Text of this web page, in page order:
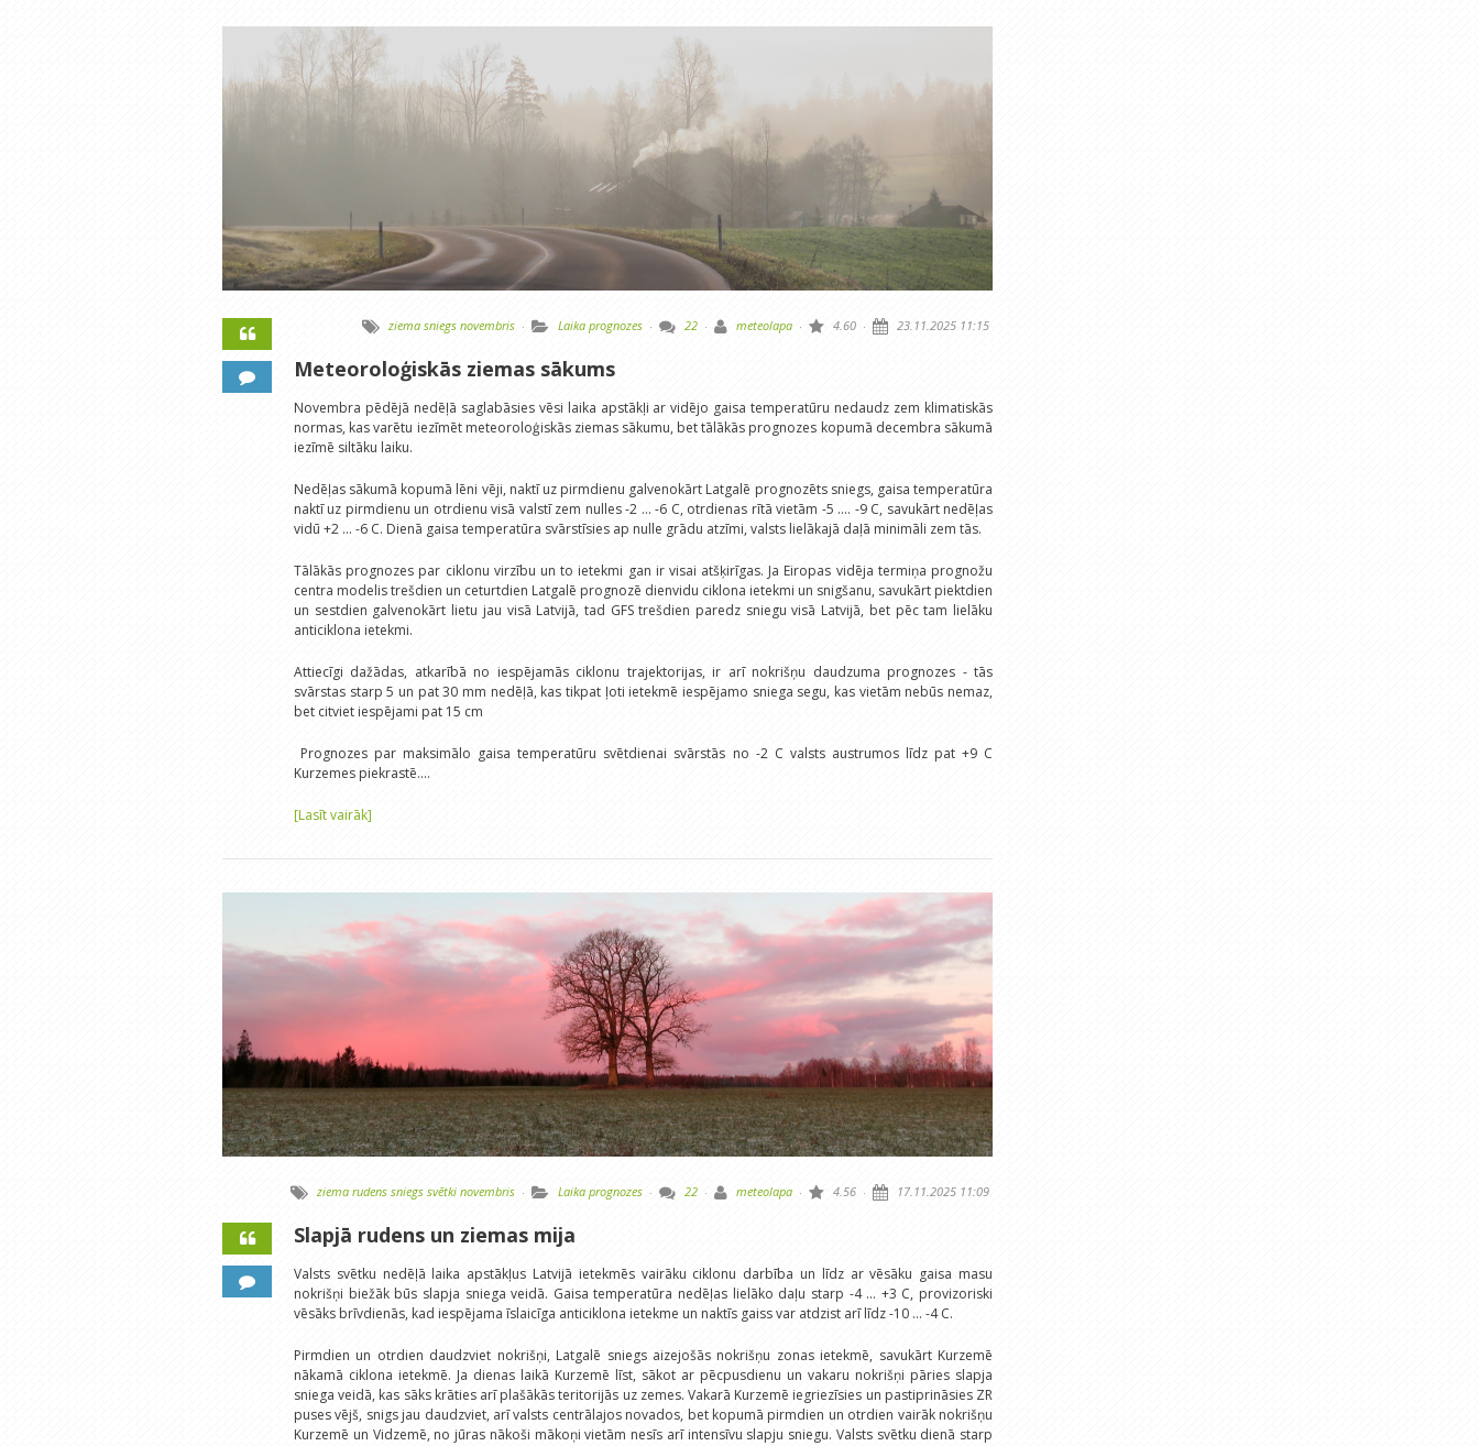
ziema sniegs novembris · Laika prognozes · 22 · meteolapa · 4.60 · 23.11.2025 11:15
Meteoroloģiskās ziemas sākums
Novembra pēdējā nedēļā saglabāsies vēsi laika apstākļi ar vidējo gaisa temperatūru nedaudz zem klimatiskās
normas, kas varētu iezīmēt meteoroloģiskās ziemas sākumu, bet tālākās prognozes kopumā decembra sākumā
iezīmē siltāku laiku.
Nedēļas sākumā kopumā lēni vēji, naktī uz pirmdienu galvenokārt Latgalē prognozēts sniegs, gaisa temperatūra
naktī uz pirmdienu un otrdienu visā valstī zem nulles -2 ... -6 C, otrdienas rītā vietām -5 .... -9 C, savukārt nedēļas
vidū +2 ... -6 C. Dienā gaisa temperatūra svārstīsies ap nulle grādu atzīmi, valsts lielākajā daļā minimāli zem tās.
Tālākās prognozes par ciklonu virzību un to ietekmi gan ir visai atšķirīgas. Ja Eiropas vidēja termiņa prognožu
centra modelis trešdien un ceturtdien Latgalē prognozē dienvidu ciklona ietekmi un snigšanu, savukārt piektdien
un sestdien galvenokārt lietu jau visā Latvijā, tad GFS trešdien paredz sniegu visā Latvijā, bet pēc tam lielāku
anticiklona ietekmi.
Attiecīgi dažādas, atkarībā no iespējamās ciklonu trajektorijas, ir arī nokrišņu daudzuma prognozes - tās
svārstas starp 5 un pat 30 mm nedēļā, kas tikpat ļoti ietekmē iespējamo sniega segu, kas vietām nebūs nemaz,
bet citviet iespējami pat 15 cm
Prognozes par maksimālo gaisa temperatūru svētdienai svārstās no -2 C valsts austrumos līdz pat +9 C
Kurzemes piekrastē.…
[Lasīt vairāk]
ziema rudens sniegs svētki novembris · Laika prognozes · 22 · meteolapa · 4.56 · 17.11.2025 11:09
Slapjā rudens un ziemas mija
Valsts svētku nedēļā laika apstākļus Latvijā ietekmēs vairāku ciklonu darbība un līdz ar vēsāku gaisa masu
nokrišņi biežāk būs slapja sniega veidā. Gaisa temperatūra nedēļas lielāko daļu starp -4 ... +3 C, provizoriski
vēsāks brīvdienās, kad iespējama īslaicīga anticiklona ietekme un naktīs gaiss var atdzist arī līdz -10 ... -4 C.
Pirmdien un otrdien daudzviet nokrišņi, Latgalē sniegs aizejošās nokrišņu zonas ietekmē, savukārt Kurzemē
nākamā ciklona ietekmē. Ja dienas laikā Kurzemē līst, sākot ar pēcpusdienu un vakaru nokrišņi pāries slapja
sniega veidā, kas sāks krāties arī plašākās teritorijās uz zemes. Vakarā Kurzemē iegriezīsies un pastiprināsies ZR
puses vējš, snigs jau daudzviet, arī valsts centrālajos novados, bet kopumā pirmdien un otrdien vairāk nokrišņu
Kurzemē un Vidzemē, no jūras nākoši mākoņi vietām nesīs arī intensīvu slapju sniegu. Valsts svētku dienā starp